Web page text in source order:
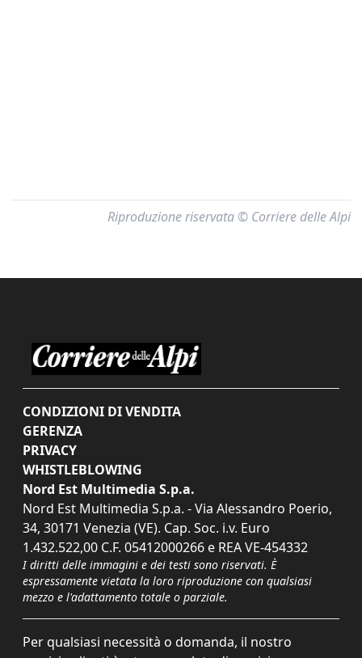
Riproduzione riservata © Corriere delle Alpi
CONDIZIONI DI VENDITA
GERENZA
PRIVACY
WHISTLEBLOWING
Nord Est Multimedia S.p.a.
Nord Est Multimedia S.p.a. - Via Alessandro Poerio,
34, 30171 Venezia (VE). Cap. Soc. i.v. Euro
1.432.522,00 C.F. 05412000266 e REA VE-454332
I diritti delle immagini e dei testi sono riservati. È
espressamente vietata la loro riproduzione con qualsiasi
mezzo e l'adattamento totale o parziale.
Per qualsiasi necessità o domanda, il nostro